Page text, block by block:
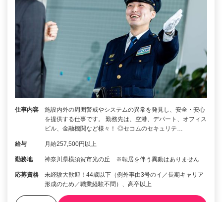
仕事内容
施設内外の周囲警戒やシステムの異常を発見し、安全・安心
を提供する仕事です。 勤務先は、空港、デパート、オフィス
ビル、金融機関など様々！ ◎セコムのセキュリテ…
給与 月給257,500円以上
勤務地 神奈川県横須賀市光の丘 ※転居を伴う異動はありません
応募資格
未経験大歓迎！44歳以下（例外事由3号のイ／長期キャリア
形成のため／職業経験不問）、高卒以上